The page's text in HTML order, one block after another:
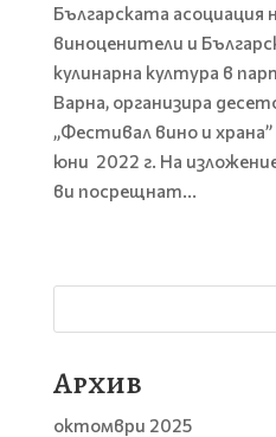
Българската асоциaция
виноценители и
кулинарна култура в
Варна, организира
„Фестивал вино и храна”
юни 2022 г. На
ви посрещнат...
Архив
октомври 2025